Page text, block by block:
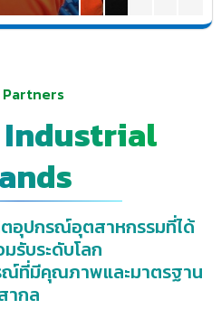
Partners
อุปกรณ์อุตสาหกรรมที่ได้
รับระดับโลก
ณ์ที่มีคุณภาพและมาตรฐาน
ากล